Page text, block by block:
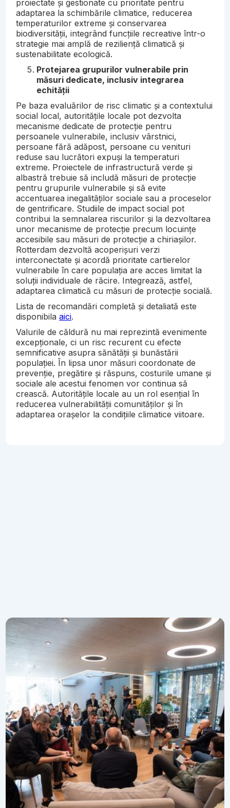
proiectate și gestionate cu prioritate pentru
adaptarea la schimbările climatice, reducerea
temperaturilor extreme și conservarea
biodiversității, integrând funcțiile recreative într-o
strategie mai amplă de reziliență climatică și
sustenabilitate ecologică.
Protejarea grupurilor vulnerabile prin
măsuri dedicate, inclusiv integrarea
echității
Pe baza evaluărilor de risc climatic și a contextului
social local, autoritățile locale pot dezvolta
mecanisme dedicate de protecție pentru
persoanele vulnerabile, inclusiv vârstnici,
persoane fără adăpost, persoane cu venituri
reduse sau lucrători expuși la temperaturi
extreme. Proiectele de infrastructură verde și
albastră trebuie să includă măsuri de protecție
pentru grupurile vulnerabile și să evite
accentuarea inegalităților sociale sau a proceselor
de gentrificare. Studiile de impact social pot
contribui la semnalarea riscurilor și la dezvoltarea
unor mecanisme de protecție precum locuințe
accesibile sau măsuri de protecție a chiriașilor.
Rotterdam dezvoltă acoperișuri verzi
interconectate și acordă prioritate cartierelor
vulnerabile în care populația are acces limitat la
soluții individuale de răcire. Integrează, astfel,
adaptarea climatică cu măsuri de protecție socială.
Lista de recomandări completă și detaliată este
disponibilaaici.
Valurile de căldură nu mai reprezintă evenimente
excepționale, ci un risc recurent cu efecte
semnificative asupra sănătății și bunăstării
populației. În lipsa unor măsuri coordonate de
prevenție, pregătire și răspuns, costurile umane și
sociale ale acestui fenomen vor continua să
crească. Autoritățile locale au un rol esențial în
reducerea vulnerabilității comunităților și în
adaptarea orașelor la condițiile climatice viitoare.